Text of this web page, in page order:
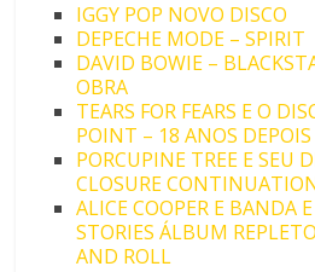
IGGY POP NOVO DISCO
DEPECHE MODE – SPIRIT
DAVID BOWIE –
OBRA
TEARS FOR FEARS E O
POINT – 18 ANOS DEPOIS
PORCUPINE TREE E SEU
CLOSURE
ALICE COOPER E BANDA
STORIES ÁLBUM
AND ROLL